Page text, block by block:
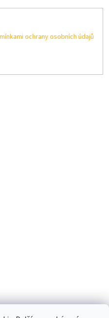
ochrany osobních údajů